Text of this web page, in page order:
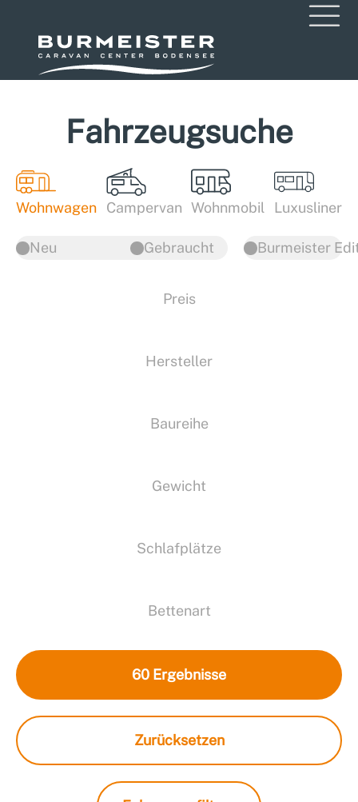
Fahrzeugsuche
Wohnwagen Campervan Wohnmobil Luxusliner
Neu Gebraucht Burmeister
Preis
Hersteller
Baureihe
Gewicht
Schlafplätze
Bettenart
60 Ergebnisse
Zurücksetzen